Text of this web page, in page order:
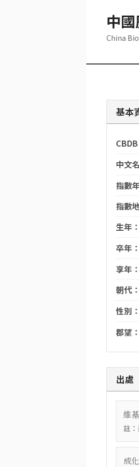
中
China
基本
CBDB
中文
指數
指數
生年：
卒年：
享年：
朝代：
性別：
郡望：
出處
維
註：
成